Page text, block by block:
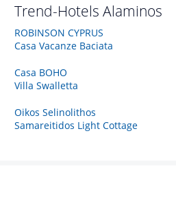
Trend-Hotels Alaminos
ROBINSON CYPRUS
Casa Vacanze Baciata
Casa BOHO
Villa Swalletta
Oikos Selinolithos
Samareitidos Light Cottage